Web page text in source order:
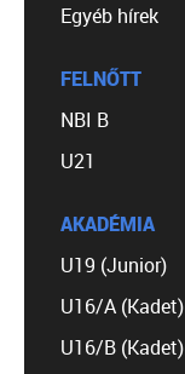
Egyéb hírek
FELNŐTT
NBI B
U21
AKADÉMIA
U19 (Junior)
U16/A (Kadet)
U16/B (Kadet)